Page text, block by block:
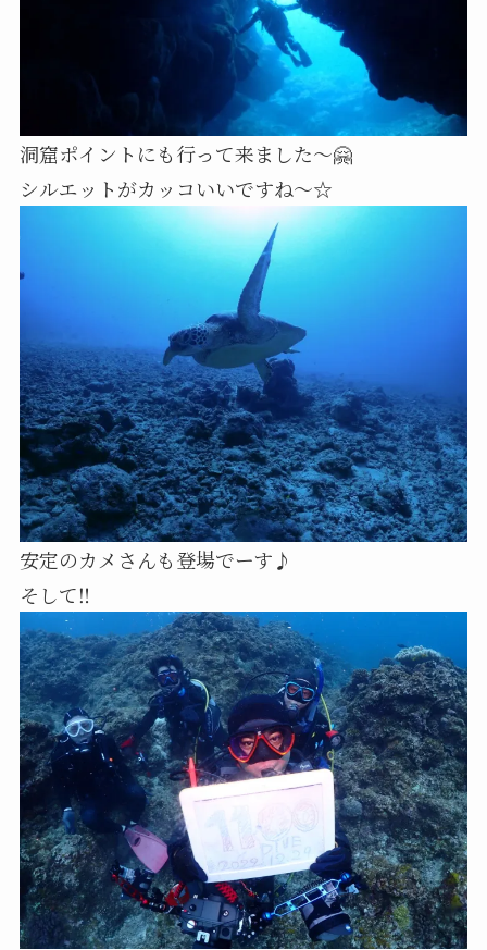
洞窟ポイントにも行って来ました〜🤗
シルエットがカッコいいですね〜☆
安定のカメさんも登場でーす♪
そして‼️